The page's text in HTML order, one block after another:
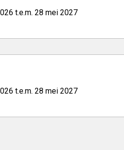
t.e.m. 28 mei 2027
t.e.m. 28 mei 2027